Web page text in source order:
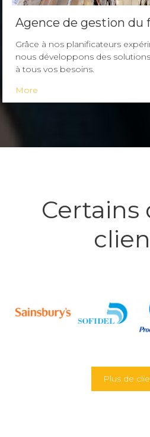
Agence de gestion du
Grâce à nos planificateurs
nous développons des
à tous vos besoins.
More
Certains
Plus de